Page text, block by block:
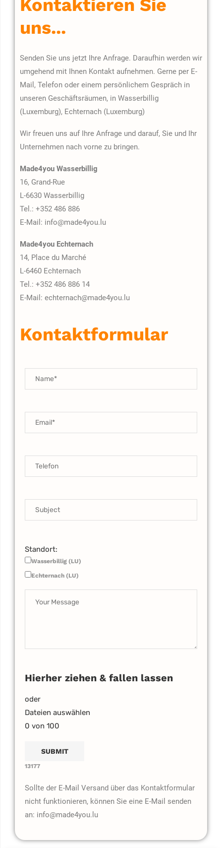
Kontaktieren Sie
uns...
Senden Sie uns jetzt Ihre Anfrage. Daraufhin werden wir
umgehend mit Ihnen Kontakt aufnehmen. Gerne per E-
Mail, Telefon oder einem persönlichem Gespräch in
unseren Geschäftsräumen, in Wasserbillig
(Luxemburg), Echternach (Luxemburg)
Wir freuen uns auf Ihre Anfrage und darauf, Sie und Ihr
Unternehmen nach vorne zu bringen.
Made4you Wasserbillig
16, Grand-Rue
L-6630 Wasserbillig
Tel.: +352 486 886
E-Mail: info@made4you.lu
Made4you Echternach
14, Place du Marché
L-6460 Echternach
Tel.: +352 486 886 14
E-Mail: echternach@made4you.lu
Kontaktformular
Standort:
Wasserbillig (LU)
Echternach (LU)
Hierher ziehen & fallen lassen
oder
Dateien auswählen
0 von 100
13177
Sollte der E-Mail Versand über das Kontaktformular
nicht funktionieren, können Sie eine E-Mail senden
an: info@made4you.lu